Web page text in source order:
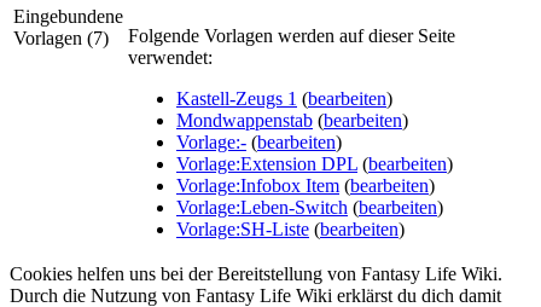
Eingebundene
Vorlagen (7)
Folgende Vorlagen werden auf dieser Seite
verwendet:
Kastell-Zeugs 1 (bearbeiten)
Mondwappenstab (bearbeiten)
Vorlage:- (bearbeiten)
Vorlage:Extension DPL (bearbeiten)
Vorlage:Infobox Item (bearbeiten)
Vorlage:Leben-Switch (bearbeiten)
Vorlage:SH-Liste (bearbeiten)
Cookies helfen uns bei der Bereitstellung von Fantasy Life Wiki.
Durch die Nutzung von Fantasy Life Wiki erklärst du dich damit